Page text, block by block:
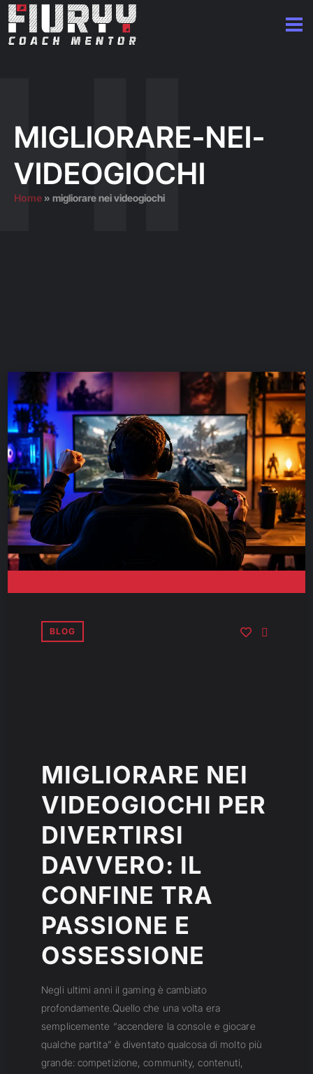
MIGLIORARE-NEI-
VIDEOGIOCHI
Home » migliorare nei videogiochi
BLOG
MIGLIORARE NEI
VIDEOGIOCHI PER
DIVERTIRSI
DAVVERO: IL
CONFINE TRA
PASSIONE E
OSSESSIONE
Negli ultimi anni il gaming è cambiato
profondamente.Quello che una volta era
semplicemente “accendere la console e giocare
qualche partita” è diventato qualcosa di molto più
grande: competizione, community, contenuti,